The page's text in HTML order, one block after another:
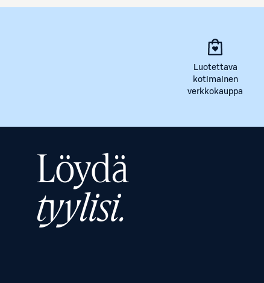
Luotettava
kotimainen
verkkokauppa
Löydä
tyylisi.